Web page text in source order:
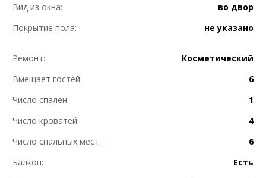
Вид из окна:
во двор
Покрытие пола:
не указано
Ремонт:
Косметический
Вмещает гостей:
6
Число спален:
1
Число кроватей:
4
Число спальных мест:
6
Балкон:
Есть